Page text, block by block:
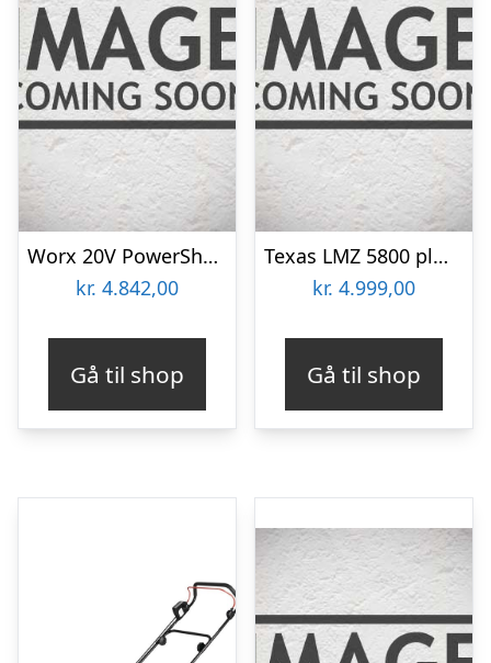
Worx 20V PowerShare Nitro Plæneklipper med 2 stk. 5,0Ah batterier og dobbeltlader – WG760E
kr. 4.842,00
Gå til shop
Texas LMZ 5800 plæneklipper skub inkl. batteri og lader
kr. 4.999,00
Gå til shop